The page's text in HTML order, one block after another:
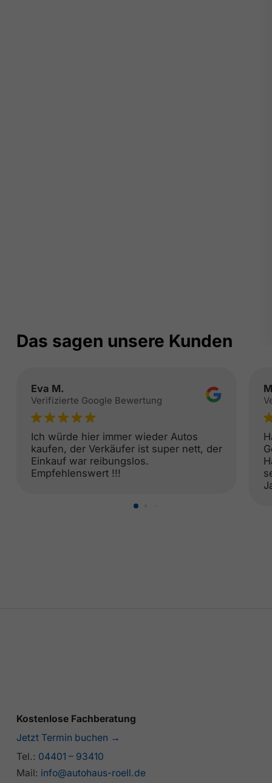
Das sagen unsere Kunden
Eva M.
Verifizierte Google Bewertung
Ich würde hier immer wieder Autos
kaufen, der Verkäufer ist super nett, der
Einkauf war reibungslos.
Empfehlenswert !!!
Kostenlose Fachberatung
Jetzt Termin buchen →
Tel.: 04401 – 93410
Mail: info@autohaus-roell.de